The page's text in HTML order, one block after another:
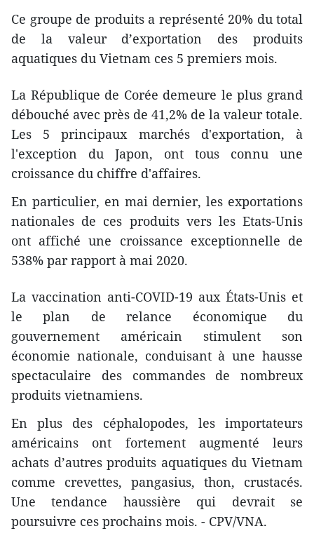
Ce groupe de produits a représenté 20% du total
de la valeur d’exportation des produits
aquatiques du Vietnam ces 5 premiers mois.
La République de Corée demeure le plus grand
débouché avec près de 41,2% de la valeur totale.
Les 5 principaux marchés d'exportation, à
l'exception du Japon, ont tous connu une
croissance du chiffre d'affaires.
En particulier, en mai dernier, les exportations
nationales de ces produits vers les Etats-Unis
ont affiché une croissance exceptionnelle de
538% par rapport à mai 2020.
La vaccination anti-COVID-19 aux États-Unis et
le plan de relance économique du
gouvernement américain stimulent son
économie nationale, conduisant à une hausse
spectaculaire des commandes de nombreux
produits vietnamiens.
En plus des céphalopodes, les importateurs
américains ont fortement augmenté leurs
achats d’autres produits aquatiques du Vietnam
comme crevettes, pangasius, thon, crustacés.
Une tendance haussière qui devrait se
poursuivre ces prochains mois. - CPV/VNA.